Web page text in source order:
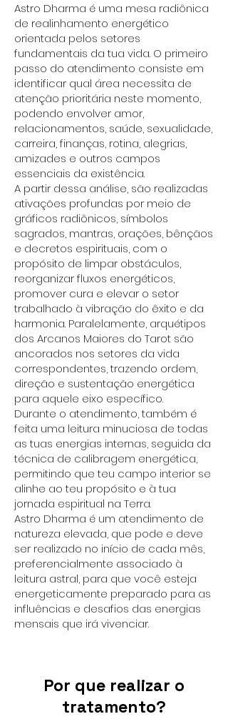
Astro Dharma é uma mesa radiônica
de realinhamento energético
orientada pelos setores
fundamentais da tua vida. O primeiro
passo do atendimento consiste em
identificar qual área necessita de
atenção prioritária neste momento,
podendo envolver amor,
relacionamentos, saúde, sexualidade,
carreira, finanças, rotina, alegrias,
amizades e outros campos
essenciais da existência.
A partir dessa análise, são realizadas
ativações profundas por meio de
gráficos radiônicos, símbolos
sagrados, mantras, orações, bênçãos
e decretos espirituais, com o
propósito de limpar obstáculos,
reorganizar fluxos energéticos,
promover cura e elevar o setor
trabalhado à vibração do êxito e da
harmonia. Paralelamente, arquétipos
dos Arcanos Maiores do Tarot são
ancorados nos setores da vida
correspondentes, trazendo ordem,
direção e sustentação energética
para aquele eixo específico.
Durante o atendimento, também é
feita uma leitura minuciosa de todas
as tuas energias internas, seguida da
técnica de calibragem energética,
permitindo que teu campo interior se
alinhe ao teu propósito e à tua
jornada espiritual na Terra.
Astro Dharma é um atendimento de
natureza elevada, que pode e deve
ser realizado no início de cada mês,
preferencialmente associado à
leitura astral, para que você esteja
energeticamente preparado para as
influências e desafios das energias
mensais que irá vivenciar.
Por que realizar o
tratamento?